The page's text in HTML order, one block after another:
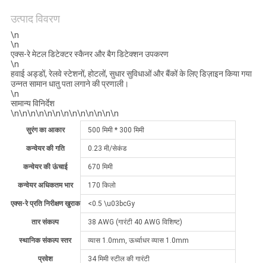
SITEMAP
PRIVACY
POLICY
उत्पाद विवरण
\n
\n
एक्स-रे मेटल डिटेक्टर स्कैनर और बैग डिटेक्शन उपकरण
\n
हवाई अड्डों, रेलवे स्टेशनों, होटलों, सुधार सुविधाओं और बैंकों के लिए डिज़ाइन किया गया
उन्नत सामान धातु पता लगाने की प्रणाली।
\n
सामान्य विनिर्देश
\n\n\n\n\n\n\n\n\n\n\n\n\n
सुरंग का आकार 500 मिमी * 300 मिमी
कन्वेयर की गति 0.23 मी/सेकंड
कन्वेयर की ऊंचाई 670 मिमी
कन्वेयर अधिकतम भार 170 किलो
एक्स-रे प्रति निरीक्षण खुराक <0.5 \u03bcGy
तार संकल्प 38 AWG (गारंटी 40 AWG विशिष्ट)
स्थानिक संकल्प स्तर व्यास 1.0mm, ऊर्ध्वाधर व्यास 1.0mm
प्रवेश 34 मिमी स्टील की गारंटी